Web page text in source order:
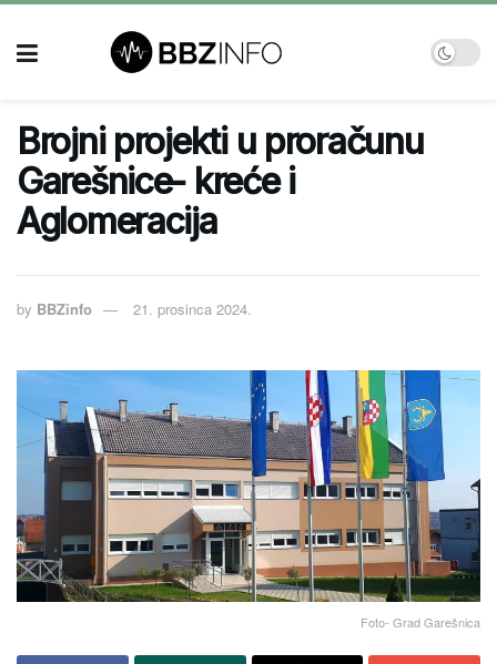
Brojni projekti u proračunu
Garešnice- kreće i
Aglomeracija
by BBZinfo 21. prosinca 2024.
Foto- Grad Garešnica